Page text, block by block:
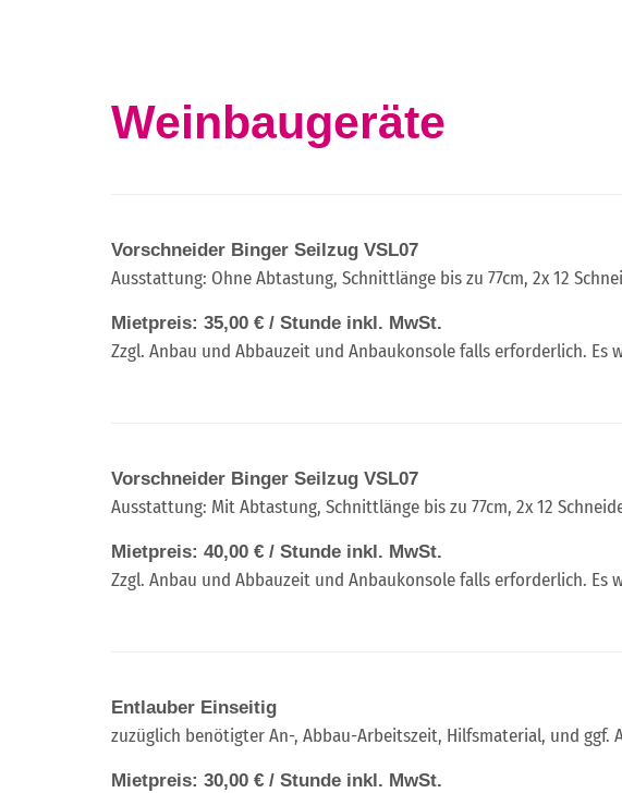
Weinbaugeräte
Vorschneider Binger Seilzug VSL07
Ausstattung: Ohne Abtastung, Schnittlänge bis zu 77cm, 2x 12
Mietpreis: 35,00 € / Stunde inkl. MwSt.
Zzgl. Anbau und Abbauzeit und Anbaukonsole falls erforderlich. Es
Vorschneider Binger Seilzug VSL07
Ausstattung: Mit Abtastung, Schnittlänge bis zu 77cm, 2x 12
Mietpreis: 40,00 € / Stunde inkl. MwSt.
Zzgl. Anbau und Abbauzeit und Anbaukonsole falls erforderlich. Es
Entlauber Einseitig
zuzüglich benötigter An-, Abbau-Arbeitszeit, Hilfsmaterial, und ggf.
Mietpreis: 30,00 € / Stunde inkl. MwSt.